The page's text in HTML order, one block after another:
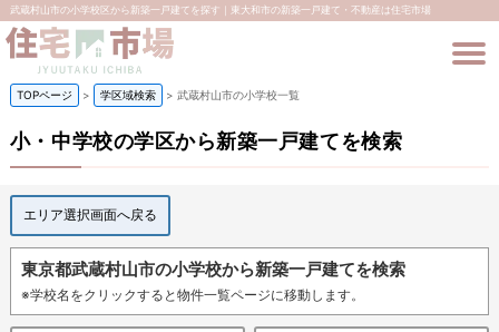
武蔵村山市の小学校区から新築一戸建てを探す｜東大和市の新築一戸建て・不動産は住宅市場
TOPページ > 学区域検索 > 武蔵村山市の小学校一覧
小・中学校の学区から新築一戸建てを検索
エリア選択画面へ戻る
東京都武蔵村山市の小学校から新築一戸建てを検索
※学校名をクリックすると物件一覧ページに移動します。